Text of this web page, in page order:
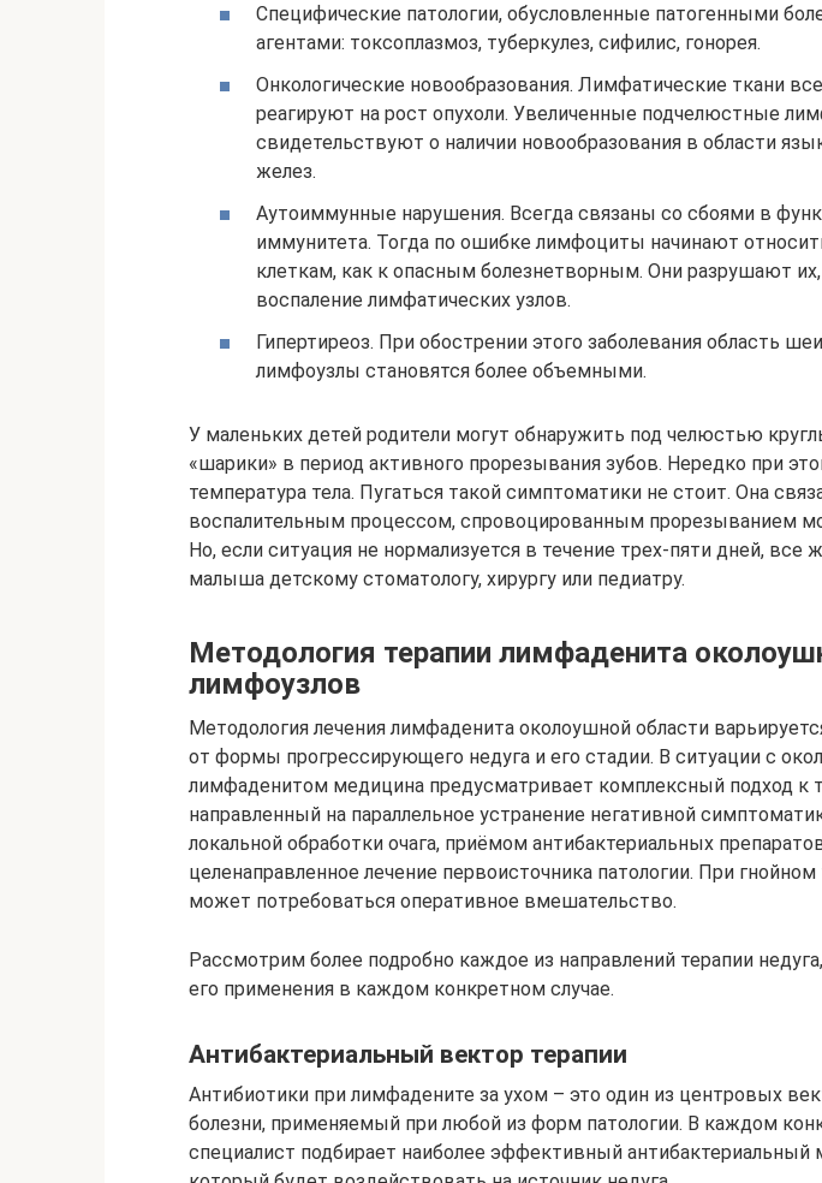
Специфические патологии, обусловленные патогенными
агентами: токсоплазмоз, туберкулез, сифилис, гонорея.
Онкологические новообразования. Лимфатические ткани
реагируют на рост опухоли. Увеличенные подчелюстные
свидетельствуют о наличии новообразования в области
желез.
Аутоиммунные нарушения. Всегда связаны со сбоями в
иммунитета. Тогда по ошибке лимфоциты начинают
клеткам, как к опасным болезнетворным. Они разрушают их,
воспаление лимфатических узлов.
Гипертиреоз. При обострении этого заболевания область
лимфоузлы становятся более объемными.
У маленьких детей родители могут обнаружить под челюстью
«шарики» в период активного прорезывания зубов. Нередко при
температура тела. Пугаться такой симптоматики не стоит. Она
воспалительным процессом, спровоцированным прорезыванием
Но, если ситуация не нормализуется в течение трех-пяти дней, все
малыша детскому стоматологу, хирургу или педиатру.
Методология терапии лимфаденита
лимфоузлов
Методология лечения лимфаденита околоушной области
от формы прогрессирующего недуга и его стадии. В ситуации с
лимфаденитом медицина предусматривает комплексный подход к
направленный на параллельное устранение негативной
локальной обработки очага, приёмом антибактериальных
целенаправленное лечение первоисточника патологии. При гнойном
может потребоваться оперативное вмешательство.
Рассмотрим более подробно каждое из направлений терапии
его применения в каждом конкретном случае.
Антибактериальный вектор терапии
Антибиотики при лимфадените за ухом – это один из центровых
болезни, применяемый при любой из форм патологии. В каждом
специалист подбирает наиболее эффективный антибактериальный